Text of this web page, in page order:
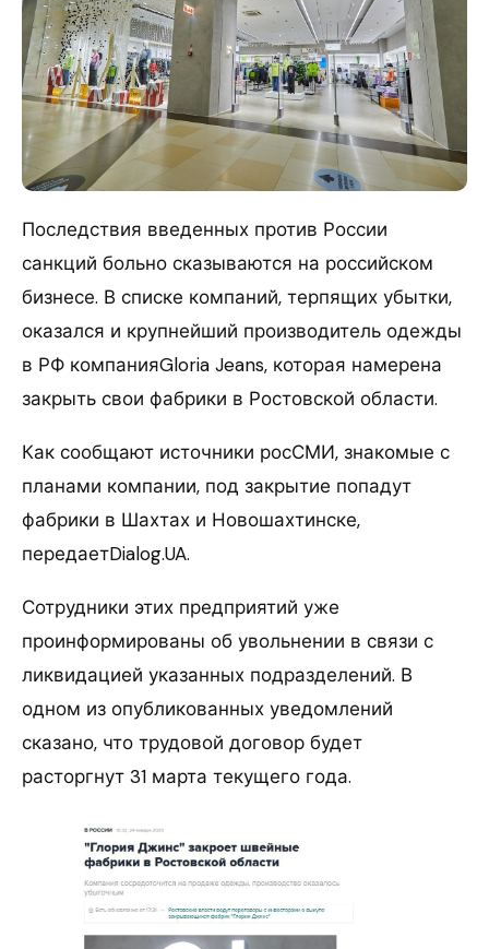
Последствия введенных против России
санкций больно сказываются на российском
бизнесе. В списке компаний, терпящих убытки,
оказался и крупнейший производитель одежды
в РФ компанияGloria Jeans, которая намерена
закрыть свои фабрики в Ростовской области.
Как сообщают источники росСМИ, знакомые с
планами компании, под закрытие попадут
фабрики в Шахтах и Новошахтинске,
передаетDialog.UA.
Сотрудники этих предприятий уже
проинформированы об увольнении в связи с
ликвидацией указанных подразделений. В
одном из опубликованных уведомлений
сказано, что трудовой договор будет
расторгнут 31 марта текущего года.